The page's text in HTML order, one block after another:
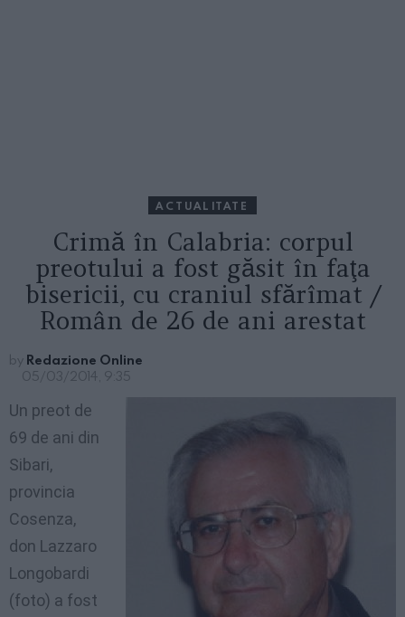
ACTUALITATE
Crimă în Calabria: corpul
preotului a fost găsit în faţa
bisericii, cu craniul sfărîmat /
Român de 26 de ani arestat
by Redazione Online
05/03/2014, 9:35
Un preot de
69 de ani din
Sibari,
provincia
Cosenza,
don Lazzaro
Longobardi
(foto) a fost